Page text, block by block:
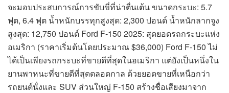
จะมอบประสบการณ์การขับขี่ที่น่าตื่นเต้น ขนาดกระบะ: 5.7
ฟุต, 6.4 ฟุต น้ำหนักบรรทุกสูงสุด: 2,300 ปอนด์ น้ำหนักลากจูง
สูงสุด: 12,750 ปอนด์ Ford F-150 2025: สุดยอดรถกระบะแห่ง
อเมริกา (ราคาเริ่มต้นโดยประมาณ $36,000) Ford F-150 ไม่
ได้เป็นเพียงรถกระบะที่ขายดีที่สุดในอเมริกา แต่ยังเป็นหนึ่งใน
ยานพาหนะที่ขายดีที่สุดตลอดกาล ด้วยยอดขายที่เหนือกว่า
รถยนต์นั่งและ SUV ส่วนใหญ่ F-150 สร้างชื่อเสียงมาจาก